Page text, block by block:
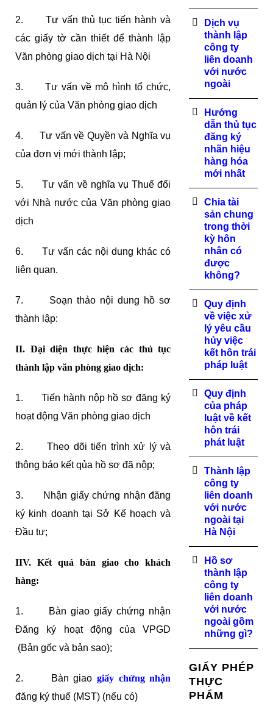
2. Tư vấn thủ tục tiến hành và
các giấy tờ cần thiết để thành lập
Văn phòng giao dịch tại Hà Nội
3. Tư vấn về mô hình tổ chức,
quản lý của Văn phòng giao dịch
4. Tư vấn về Quyền và Nghĩa vụ
của đơn vị mới thành lập;
5. Tư vấn về nghĩa vụ Thuế đối
với Nhà nước của Văn phòng giao
dịch
6. Tư vấn các nội dung khác có
liên quan.
7. Soạn thảo nội dung hồ sơ
thành lập:
II. Đại diện thực hiện các thủ tục
thành lập văn phòng giao dịch:
1. Tiến hành nộp hồ sơ đăng ký
hoạt động Văn phòng giao dịch
2. Theo dõi tiến trình xử lý và
thông báo kết qủa hồ sơ đã nộp;
3. Nhận giấy chứng nhận đăng
ký kinh doanh tại Sở Kế hoạch và
Đầu tư;
IIV. Kết quả bàn giao cho khách
hàng:
1. Bàn giao giấy chứng nhận
Đăng ký hoạt động của VPGD
(Bản gốc và bản sao);
2. Bàn giaogiấy chứng nhận
đăng ký thuế (MST) (nếu có)
Dịch vụ
thành lập
công ty
liên doanh
với nước
ngoài
Hướng
dẫn thủ tục
đăng ký
nhãn hiệu
hàng hóa
mới nhất
Chia tài
sản chung
trong thời
kỳ hôn
nhân có
được
không?
Quy định
về việc xử
lý yêu cầu
hủy việc
kết hôn trái
pháp luật
Quy định
của pháp
luật về kết
hôn trái
phát luật
Thành lập
công ty
liên doanh
với nước
ngoài tại
Hà Nội
Hồ sơ
thành lập
công ty
liên doanh
với nước
ngoài gồm
những gì?
GIẤY PHÉP
THỰC
PHẨM